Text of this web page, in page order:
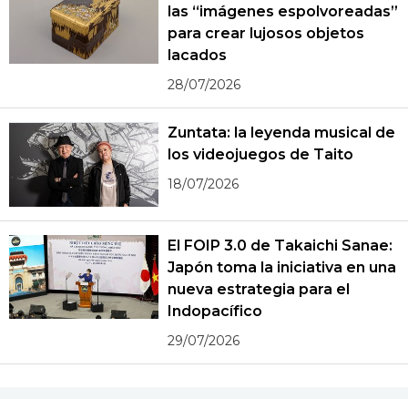
las “imágenes espolvoreadas”
para crear lujosos objetos
lacados
28/07/2026
Zuntata: la leyenda musical de
los videojuegos de Taito
18/07/2026
El FOIP 3.0 de Takaichi Sanae:
Japón toma la iniciativa en una
nueva estrategia para el
Indopacífico
29/07/2026